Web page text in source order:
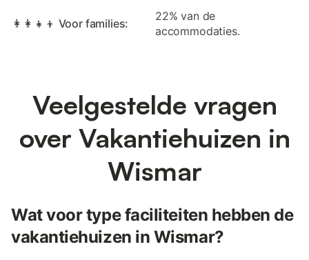
👩‍👩‍👧‍👦 Voor families:
22% van de
accommodaties.
Veelgestelde vragen
over Vakantiehuizen in
Wismar
Wat voor type faciliteiten hebben de
vakantiehuizen in Wismar?